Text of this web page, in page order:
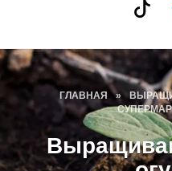
ГЛАВНАЯ »